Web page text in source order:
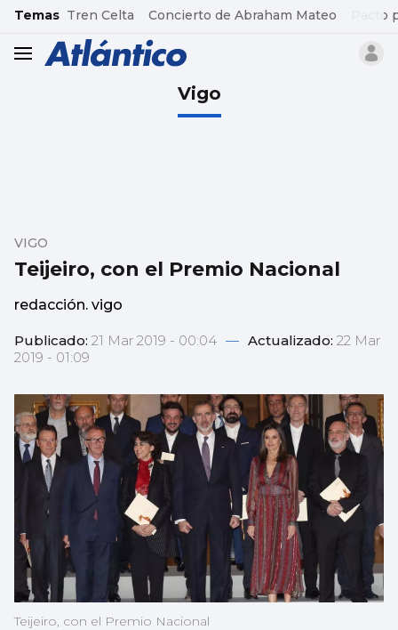
common.go-to-content
Temas Tren Celta Concierto de Abraham Mateo Pacto
header.menu.open
Vigo
Teijeiro, con el Premio Nacional
VIGO
redacción. vigo
Publicado: 21 Mar 2019 - 00:04 — Actualizado: 22 Mar
2019 - 01:09
Teijeiro, con el Premio Nacional